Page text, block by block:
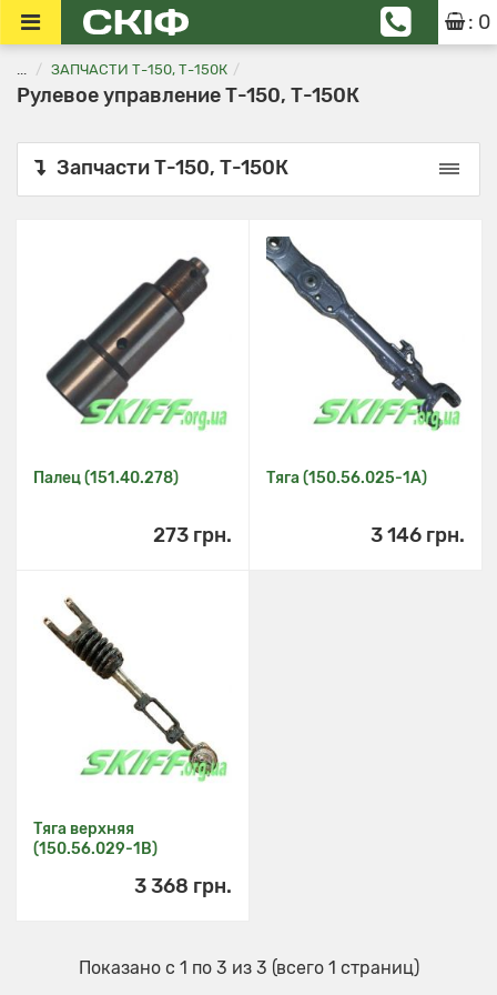
: 0
... ЗАПЧАСТИ Т-150, Т-150К
Рулевое управление Т-150, Т-150К
Запчасти Т-150, Т-150К
Палец (151.40.278)
273 грн.
Тяга (150.56.025-1А)
3 146 грн.
Тяга верхняя
(150.56.029-1В)
3 368 грн.
Показано с 1 по 3 из 3 (всего 1 страниц)